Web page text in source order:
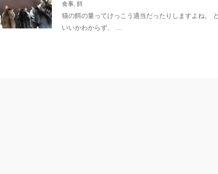
食事, 餌
猫の餌の量ってけっこう適当だったりしますよね。
いいかわからず、 …